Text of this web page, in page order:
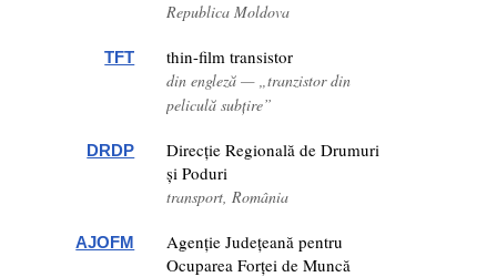
Republica Moldova
TFT thin-film transistor
din engleză — „tranzistor din
peliculă subțire”
DRDP
Direcție Regională de Drumuri
și Poduri
transport, România
AJOFM
Agenție Județeană pentru
Ocuparea Forței de Muncă